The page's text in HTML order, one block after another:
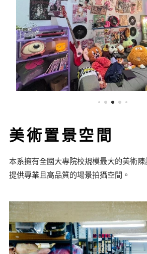
美術置景空間
本系擁有全國大專院校規模最大的美術
提供專業且高品質的場景拍攝空間。